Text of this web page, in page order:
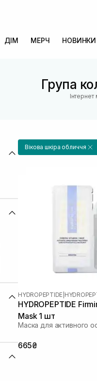
ДІМ МЕРЧ НОВИНКИ
Група
Вікова шкіра обличчя
HYDROPEPTIDE
HYDROPEPTIDE
Mask 1 шт
Маска для активного
665₴